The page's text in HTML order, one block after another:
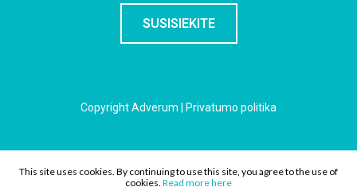
SUSISIEKITE
Copyright Adverum | Privatumo politika
This site uses cookies. By continuing to use this site, you agree to the use of
cookies. Read more here